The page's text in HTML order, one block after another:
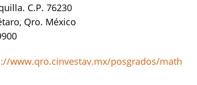
C.P. 76230
Qro. México
www.qro.cinvestav.mx/posgrados/math